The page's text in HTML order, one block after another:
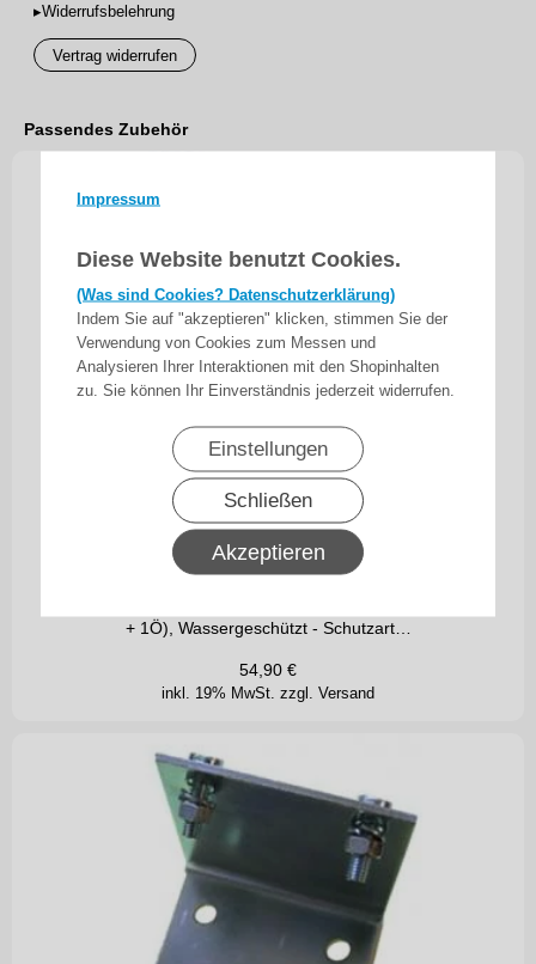
Impressum
Diese Website benutzt Cookies.
(Was sind Cookies? Datenschutzerklärung)
Indem Sie auf "akzeptieren" klicken, stimmen Sie der
Verwendung von Cookies zum Messen und
Analysieren Ihrer Interaktionen mit den Shopinhalten
zu. Sie können Ihr Einverständnis jederzeit widerrufen.
Einstellungen
Schließen
Akzeptieren
▸Widerrufsbelehrung
Vertrag widerrufen
Passendes Zubehör
WTS - Zugschalter
+ 1Ö), Wassergeschützt - Schutzart…
inkl. 19% MwSt. zzgl. Versand
54,90 €